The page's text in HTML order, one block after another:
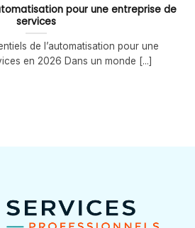
pour une entreprise de
services
de l’automatisation pour une
en 2026 Dans un monde [...]